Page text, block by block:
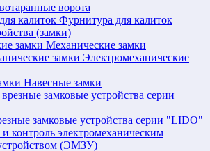
ворота
Фурнитура для калиток
(замки)
Механические замки
Электромеханические
Навесные замки
замковые устройства серии "LIDO"